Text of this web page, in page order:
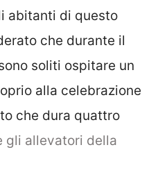
abitanti di questo
che durante il
soliti ospitare un
alla celebrazione
che dura quattro
gli allevatori della